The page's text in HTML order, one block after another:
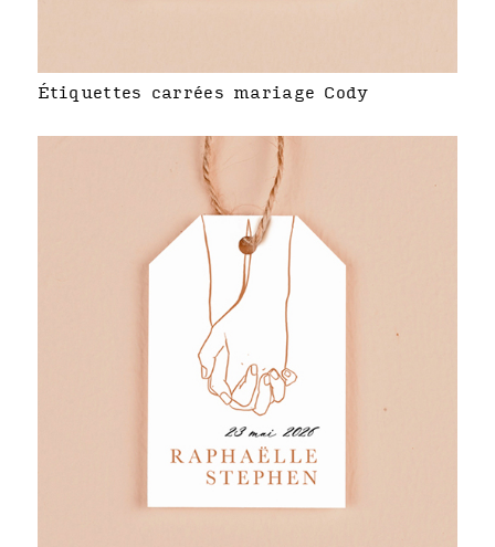
Étiquettes carrées mariage Cody